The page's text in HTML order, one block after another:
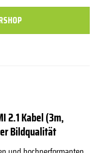
2.1 Kabel (3m,
Bildqualität